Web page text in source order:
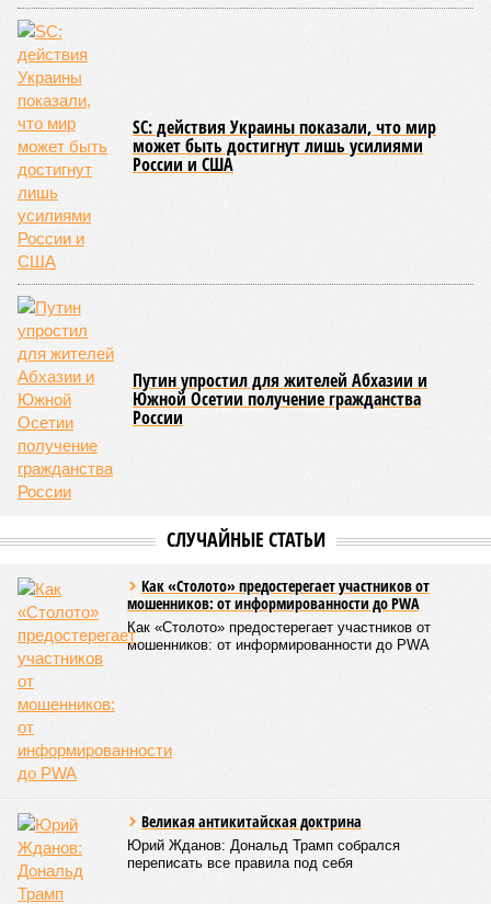
месте в списке самых смертоносных стихийных бедствий,
когда-либо происходивших на планете. Число
пострадавших в тот год достигло 53 млн человек, число
погибших, по некоторым оценкам, составило 4 миллиона.
Впрочем, для Китая подобное не в новинку. Так, в сентябре
1887 года вода прорвала многочисленные дамбы на реке
Хуанхэ и быстро залила почти весь Северный Китай, так
как местность там довольно низменная, и потоп просто не
встречал препятствий на своём пути, уничтожая деревни и
целые города. Водой залило 130 тыс. квадратных
километров (а это больше территорий Оренбургской или
ещё столько же погибли в результате спровоцированной
катастрофой пандемии.
Третье место по кровожадности в рейтинге стихийных
бедствий занимает смертоносный циклон Бхола 1970 года,
ставший самым мощным среди себе подобных за всю
историю наблюдений. Он поразил территории современной
Бангладеш, тогда называвшейся Восточным Пакистаном, и
индийского штата Западная Бенгалия. Шторма унесли
жизни полумиллиона человек.
Кажется, стремящаяся сохранить свою чистоту природа
временем самыми «грязными» в плане производств, и
планомерно подтачивала их демографию. А как ещё
объяснить то, что в топ-10 природных катастроф почти все
места занимают бедствия, разразившиеся в Индии,
Пакистане, Бангладеш и Турции? Что характерно, Россию и
Европу подобные катастрофы никогда не затрагивали,
здесь беды были другими, включая массовый голод и
масштабные эпидемии вроде бубонной чумы (200 млн
погибших) или «испанки» (по разным оценкам, от 17,4 до
Когда земля – дыбом
Но это дела давно минувших дней. А что нам ждать в
дальнейшем? Авторы энциклопедии A-Z Animals,